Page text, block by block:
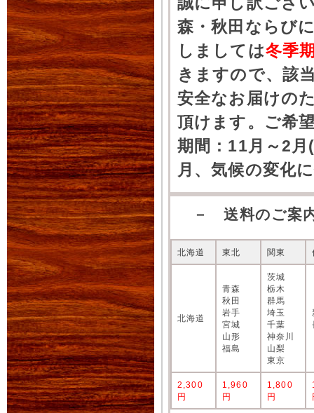
森・秋田ならび
しましては冬季
きますので、該
安全なお届けの
頂けます。ご希
期間：11月～2
月、気候の変化
－ 送料のご案
北海道 東北 関東
北海道
青森
秋田
岩手
宮城
山形
福島
茨城
栃木
群馬
埼玉
千葉
神奈川
山梨
東京
2,300
円
1,960
円
1,800
円